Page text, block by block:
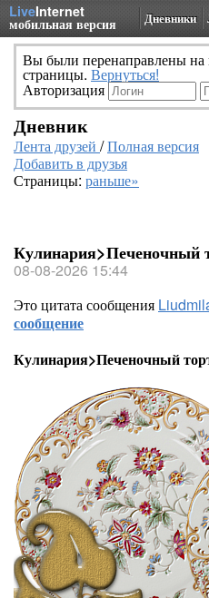
LiveInternet
мобильная версия Дневники
Вы были перенаправлены
страницы. Вернуться!
Авторизация
Дневник
Лента друзей /Полная версия
Добавить в друзья
Страницы: раньше»
Кулинария>Печеночный
08-08-2026 15:44
Это цитата сообщения
сообщение
Кулинария>Печеночный